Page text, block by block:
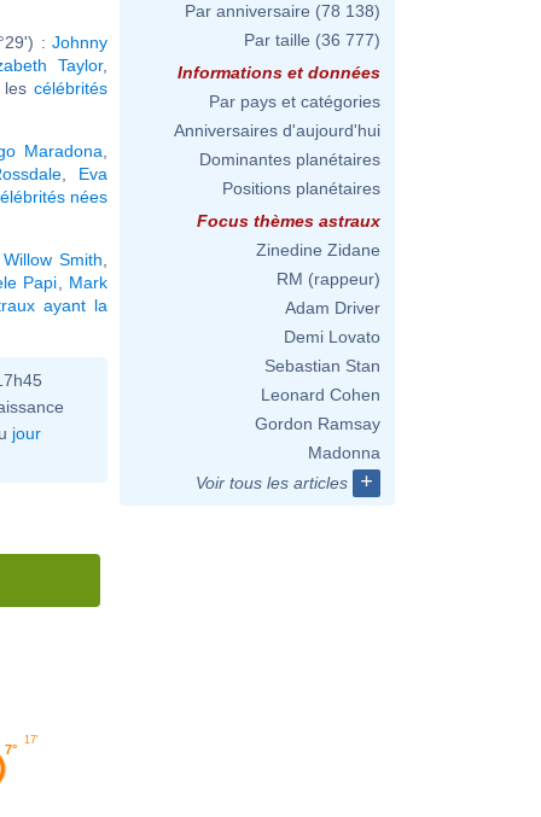
: Johnny
Taylor,
lescélébrités
Maradona
Eva
nées
Willow Smith
Papi
Mark
ayant la
jour
7°
17'
Par anniversaire (78 138)
Par taille (36 777)
Informations et données
Par pays et catégories
Anniversaires d'aujourd'hui
Dominantes planétaires
Positions planétaires
Focus thèmes astraux
Zinedine Zidane
RM (rappeur)
Adam Driver
Demi Lovato
Sebastian Stan
Leonard Cohen
Gordon Ramsay
Madonna
Voir tous les articles
+